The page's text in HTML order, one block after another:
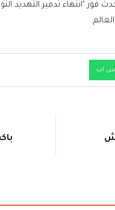
فور "انتهاء تدمير التهديد
اب